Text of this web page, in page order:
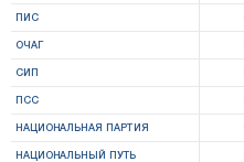
ПИС
ОЧАГ
СИП
ПСС
НАЦИОНАЛЬНАЯ ПАРТИЯ
НАЦИОНАЛЬНЫЙ ПУТЬ